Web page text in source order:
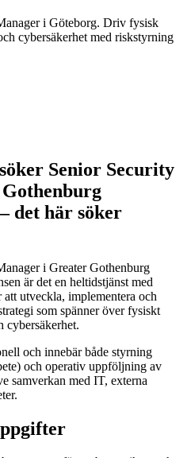
i Göteborg. Driv fysisk
cybersäkerhet med riskstyrning
Senior Security
det här söker
i Greater Gothenburg
är det en heltidstjänst med
att utveckla, implementera och
som spänner över fysiskt
cybersäkerhet.
och innebär både styrning
och operativ uppföljning av
samverkan med IT, externa